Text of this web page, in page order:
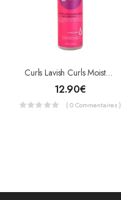
Curls Lavish Curls Moisturizer Spray 8oz
12.90€
( 0 Commentaires )